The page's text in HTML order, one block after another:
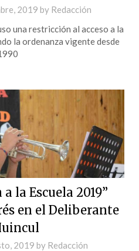
2019 by Redacción
una restricción al acceso a la
la ordenanza vigente desde
la Escuela 2019”
en el Deliberante
2019 by Redacción